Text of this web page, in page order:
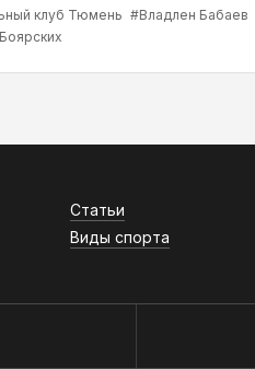
клуб Тюмень #Владлен Бабаев
Статьи
Виды спорта